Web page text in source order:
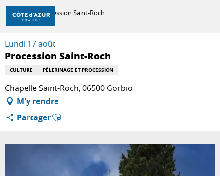
Aller
contenu
principal
DÉCOUVRIR
À FAIRE
SÉJOURNER
Accueil Procession Saint-Roch
Lundi 17 août
Procession Saint-Roch
CULTURE PÈLERINAGE ET PROCESSION
Chapelle Saint-Roch, 06500 Gorbio
M'y rendre
PartagerAjouter aux favoris